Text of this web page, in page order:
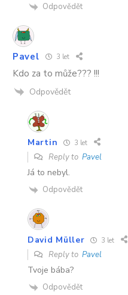
Odpovědět
Pavel 3 let
Kdo za to může??? !!!
Odpovědět
Martin 3 let
Reply to Pavel
Já to nebyl.
Odpovědět
David Müller 3 let
Reply to Pavel
Tvoje bába?
Odpovědět